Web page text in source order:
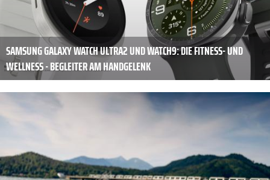
SAMSUNG GALAXY WATCH ULTRA2 UND WATCH9: DIE FITNESS- UND
WELLNESS - BEGLEITER AM HANDGELENK